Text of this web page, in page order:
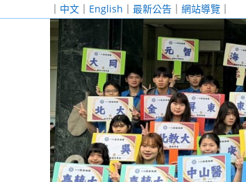
｜ 中文 ｜ English ｜ 最新公告 ｜ 網站導覽 ｜